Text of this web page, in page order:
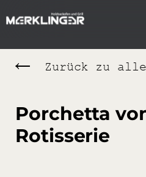
Zurück zu
Porchetta
Rotisserie